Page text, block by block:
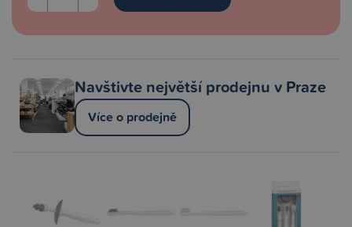
Navštivte největší prodejnu v Praze
Více o prodejně